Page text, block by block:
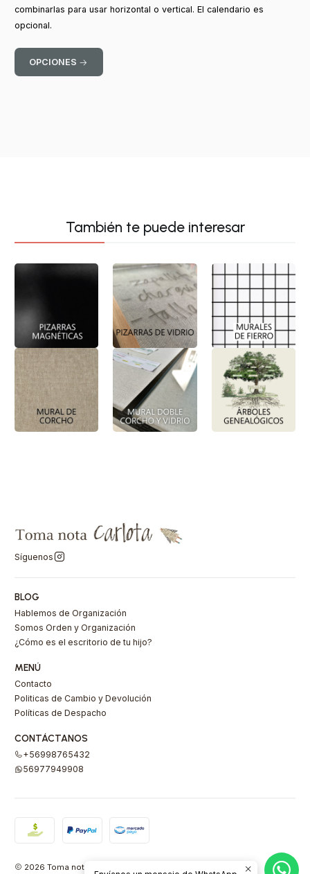
combinarlas para usar horizontal o vertical. El calendario es
opcional.
OPCIONES
También te puede interesar
Síguenos
BLOG
Hablemos de Organización
Somos Orden y Organización
¿Cómo es el escritorio de tu hijo?
MENÚ
Contacto
Politicas de Cambio y Devolución
Políticas de Despacho
CONTÁCTANOS
+56998765432
56977949908
2026 Toma nota Carlota.